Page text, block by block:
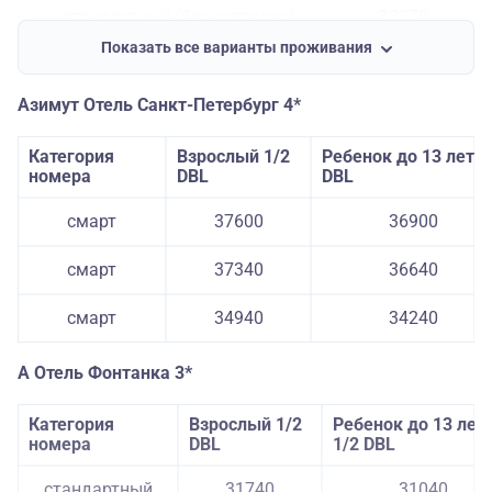
(туркласс)
44640 43940
стандартный
(туркласс)
42880
стандартный
(туркласс)
44640 43940
стандартный
42880 42180
стандартный
(туркласс)
(туркласс) с БК
44640
(туркласс) с БК
стандартный с мансардным окном
(без завтрака)
31200
Показать все варианты проживания
Азимут Отель Санкт-Петербург 4*
Категория
номера
Взрослый 1/2
DBL
Ребенок до 13 лет
DBL
смарт 37600 36900
смарт 37340 36640
смарт 34940 34240
А Отель Фонтанка 3*
Категория
номера
Взрослый 1/2
DBL
Ребенок до 13 лет
1/2 DBL